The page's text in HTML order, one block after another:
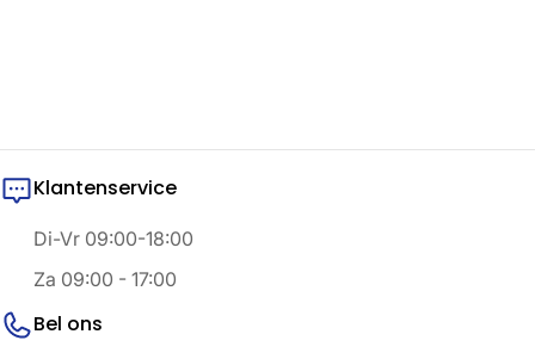
Klantenservice
Di-Vr 09:00-18:00
Za 09:00 - 17:00
Bel ons